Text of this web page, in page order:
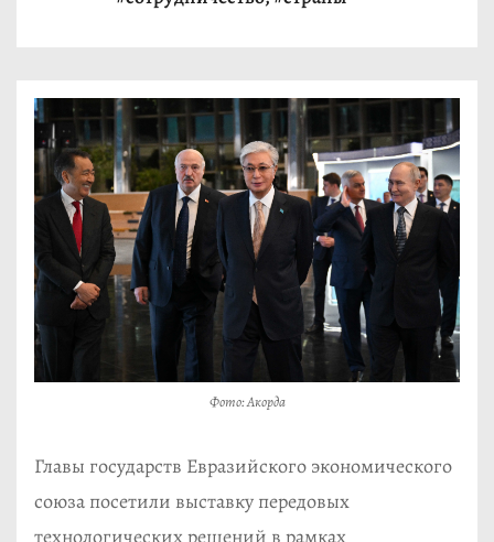
Фото: Акорда
Главы государств Евразийского экономического
союза посетили выставку передовых
технологических решений в рамках